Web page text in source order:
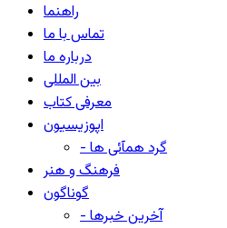
راهنما
تماس با ما
درباره ما
بین المللی
معرفی کتاب
اپوزیسیون
- گرد همآئی ها
فرهنگ و هنر
گوناگون
- آخرین خبرها